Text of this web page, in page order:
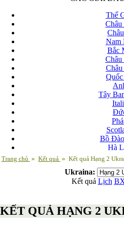
Thế
Châu
Nam
Bắc
Châu
Tây
Bồ
Hà
Bosnia-
Trang chủ » Kết quả » Kết quả Hạng 2
Ukraina:
Kết quả Lịch
KẾT QUẢ HẠNG 2